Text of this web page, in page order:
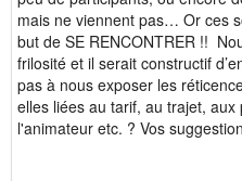
mais ne viennent pas… Or ces
but de SE RENCONTRER !!
frilosité et il serait constructif
pas à nous exposer les
elles liées au tarif, au trajet,
l'animateur etc. ? Vos